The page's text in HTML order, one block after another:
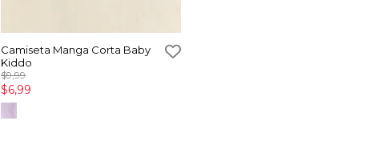
Camiseta Manga Corta Baby
Kiddo
$9,99
$6,99